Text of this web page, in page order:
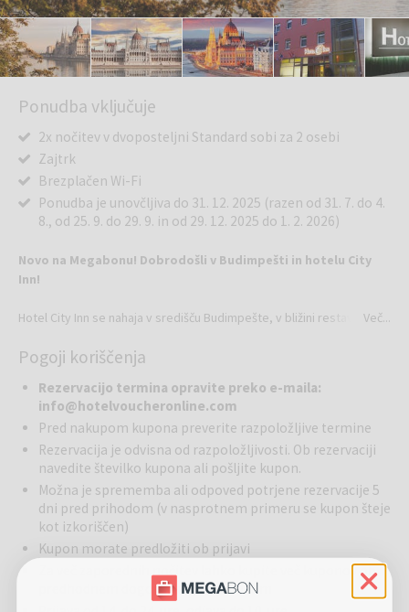
Ponudba vključuje
2x nočitev v dvoposteljni Standard sobi za 2 osebi
Zajtrk
Brezplačen Wi-Fi
Ponudba je unovčljiva do 31. 12. 2025 (razen od 31. 7. do 4.
8., od 25. 9. do 29. 9. in od 29. 12. 2025 do 1. 2. 2026)
Novo na Megabonu! Dobrodošli v Budimpešti in hotelu City
Inn!
Hotel City Inn se nahaja v središču Budimpešte, v bližini restavracij,
pridejo peš do metro postaje Corvin Negyed, Muzeja uporabnih
narodnega muzeja, Velike tržnice in glavne nakupovalne ulice.
Hotel ponuja številne ugodnosti za turiste in poslovne goste:
wellness s finsko in infrardečo savno ter teraso za sončenje,
prilagojen dostop za gibalno ovirane osebe in posebej opremljene
sobe, varovano parkirišče z videonadzorom (za doplačilo), miren vrt
za sprostitev po dnevu v mestu, 66 udobnih sob s toplimi barvami in
prijetnim pohištvom, v bližini Life1 Wellness centra, restavracij,
kavarn in trgovin.
Po napornem dnevu se gostje lahko sprostijo na sončni terasi s
Več...
Pogoji koriščenja
Rezervacijo termina opravite preko e-maila:
info@hotelvoucheronline.com
Pred nakupom kupona preverite razpoložljive termine
Rezervacija je odvisna od razpoložljivosti. Ob rezervaciji
navedite številko kupona ali pošljite kupon.
Možna je sprememba ali odpoved potrjene rezervacije 5
dni pred prihodom (v nasprotnem primeru se kupon šteje
kot izkoriščen)
Kupon morate predložiti ob prijavi
Za več zaporednih nočitev lahko kupite več kuponov ob
predhodnem dogovoru s ponudnikom